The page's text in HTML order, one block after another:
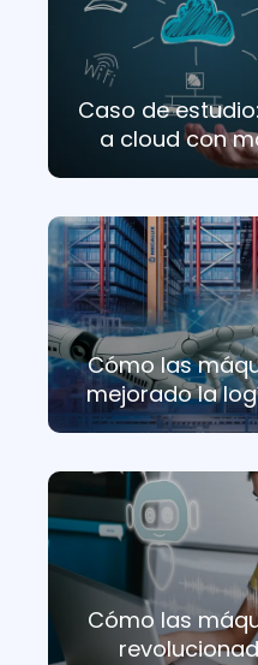
Caso de
a cloud con
Cómo las
mejorado la
Cómo las